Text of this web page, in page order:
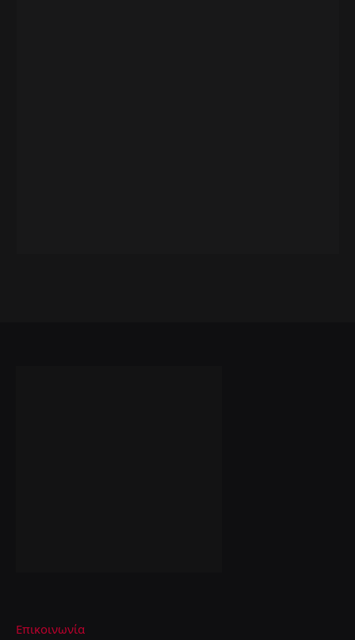
Επικοινωνία